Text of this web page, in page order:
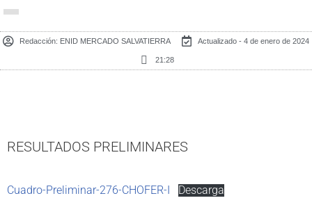
Redacción: ENID MERCADO SALVATIERRA Actualizado - 4 de enero de 2024
21:28
RESULTADOS PRELIMINARES
Cuadro-Preliminar-276-CHOFER-I Descarga